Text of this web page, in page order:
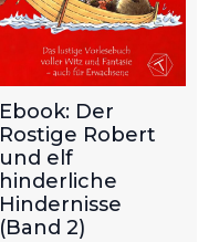
Ebook: Der
Rostige Robert
und elf
hinderliche
Hindernisse
(Band 2)